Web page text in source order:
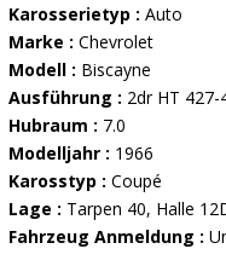
Karosserietyp : Auto
Marke : Chevrolet
Modell : Biscayne
Ausführung : 2dr HT
Hubraum : 7.0
Modelljahr : 1966
Karosstyp : Coupé
Lage : Tarpen 40, Halle
Fahrzeug Anmeldung :